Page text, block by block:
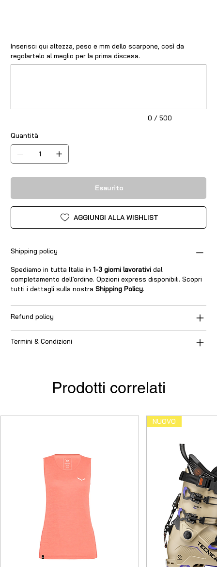
Inserisci qui altezza, peso e mm dello scarpone, così da
regolartelo al meglio per la prima discesa.
0 / 500
Quantità
Esaurito
AGGIUNGI ALLA WISHLIST
Shipping policy
Spediamo in tutta Italia in1-3 giorni lavorativi dal
completamento dell’ordine. Opzioni express disponibili. Scopri
tutti i dettagli sulla nostraShipping Policy.
Refund policy
Termini & Condizioni
Prodotti correlati
NUOVO